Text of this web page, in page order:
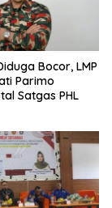
Bocor, LMP
Parimo
Satgas PHL